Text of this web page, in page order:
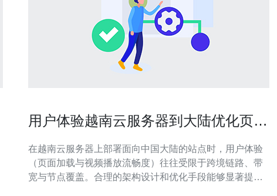
用户体验越南云服务器到大陆优化页面
在越南云服务器上部署面向中国大陆的站点时，用户体验
（页面加载与视频播放流畅度）往往受限于跨境链路、带
宽与节点覆盖。合理的架构设计和优化手段能够显著提升